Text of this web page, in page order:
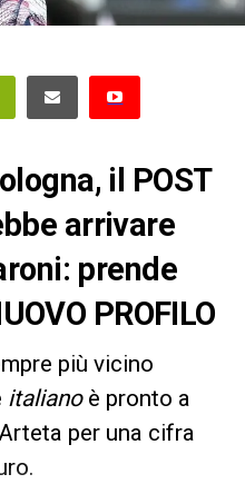
il POST
arrivare
prende
PROFILO
più vicino
italiano è pronto a
per una cifra